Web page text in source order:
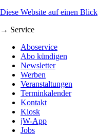
Diese Website auf einen Blick
→ Service
Aboservice
Abo kündigen
Newsletter
Werben
Veranstaltungen
Terminkalender
Kontakt
Kiosk
jW-App
Jobs